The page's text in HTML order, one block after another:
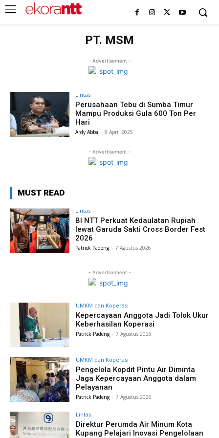
PT. MSM
- Advertisement -
Lintas
Perusahaan Tebu di Sumba Timur
Mampu Produksi Gula 600 Ton Per
Hari
Ardy Abba - 8 April 2025
- Advertisement -
MUST READ
Lintas
BI NTT Perkuat Kedaulatan Rupiah
lewat Garuda Sakti Cross Border Fest
2026
Patrick Padeng - 7 Agustus 2026
- Advertisement -
UMKM dan Koperasi
Kepercayaan Anggota Jadi Tolok Ukur
Keberhasilan Koperasi
Patrick Padeng - 7 Agustus 2026
UMKM dan Koperasi
Pengelola Kopdit Pintu Air Diminta
Jaga Kepercayaan Anggota dalam
Pelayanan
Patrick Padeng - 7 Agustus 2026
Lintas
Direktur Perumda Air Minum Kota
Kupang Pelajari Inovasi Pengelolaan